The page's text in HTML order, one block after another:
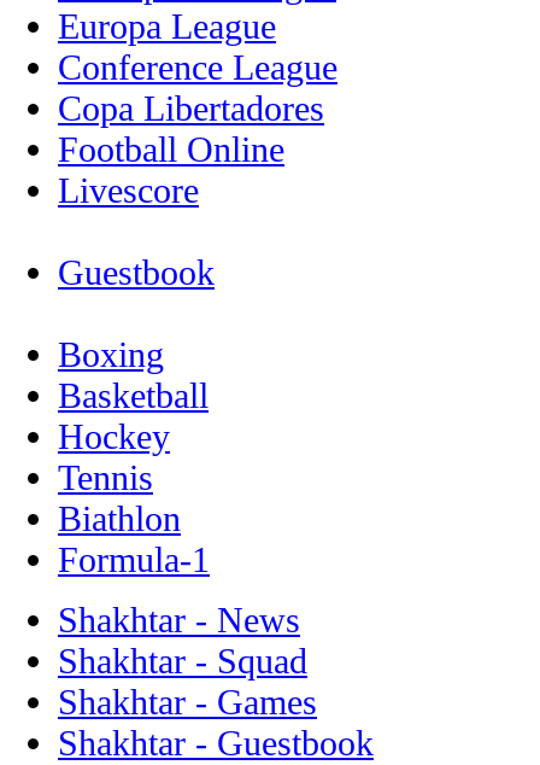
Europa League
Conference League
Copa Libertadores
Football Online
Livescore
Guestbook
Boxing
Basketball
Hockey
Tennis
Biathlon
Formula-1
Shakhtar - News
Shakhtar - Squad
Shakhtar - Games
Shakhtar - Guestbook